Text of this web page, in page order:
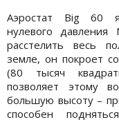
Аэростат Big 60
нулевого
расстелить весь
земле, он покроет
(80 тысяч
позволяет этому
большую высоту –
способен